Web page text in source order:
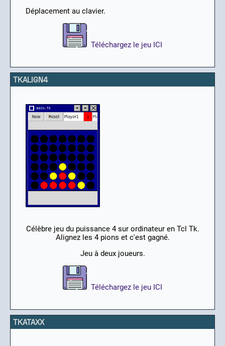
Déplacement au clavier.
Téléchargez le jeu ICI
TKALIGN4
Célèbre jeu du puissance 4 sur ordinateur en Tcl Tk.
Alignez les 4 pions et c'est gagné.
Jeu à deux joueurs.
Téléchargez le jeu ICI
TKATAXX